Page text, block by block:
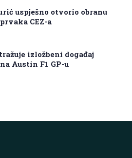
uspješno otvorio obranu
CEZ-a
izložbeni događaj
Austin F1 GP-u